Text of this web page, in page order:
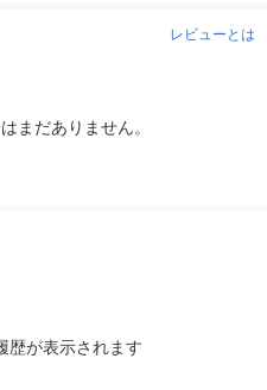
レビューとは
まだありません。
歴が表示されます